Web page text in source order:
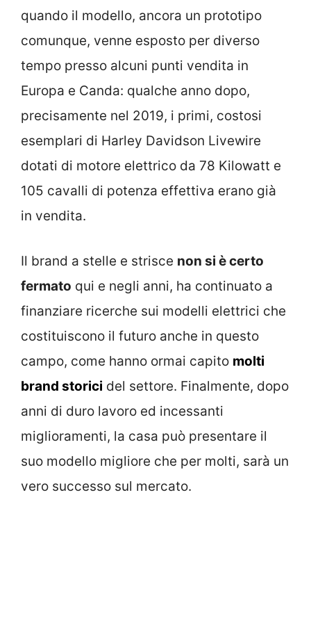
quando il modello, ancora un prototipo
comunque, venne esposto per diverso
tempo presso alcuni punti vendita in
Europa e Canda: qualche anno dopo,
precisamente nel 2019, i primi, costosi
esemplari di Harley Davidson Livewire
dotati di motore elettrico da 78 Kilowatt e
105 cavalli di potenza effettiva erano già
in vendita.
Il brand a stelle e strisce non si è certo
fermato qui e negli anni, ha continuato a
finanziare ricerche sui modelli elettrici che
costituiscono il futuro anche in questo
campo, come hanno ormai capito molti
brand storici del settore. Finalmente, dopo
anni di duro lavoro ed incessanti
miglioramenti, la casa può presentare il
suo modello migliore che per molti, sarà un
vero successo sul mercato.